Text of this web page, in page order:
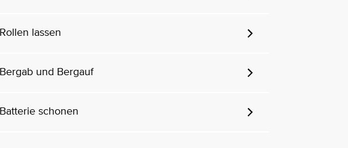
Rollen lassen
Bergab und Bergauf
Batterie schonen